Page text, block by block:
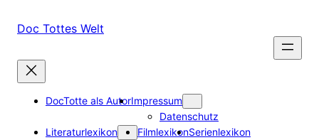
InhaltDoc Tottes Welt
DocTotte als AutorImpressum
Datenschutz
Literaturlexikon
FilmlexikonSerienlexikon